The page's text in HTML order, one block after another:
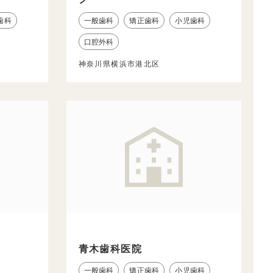
科 一般歯科 矯正歯科 小児歯科
口腔外科
神奈川県横浜市港北区
青木歯科医院
一般歯科 矯正歯科 小児歯科